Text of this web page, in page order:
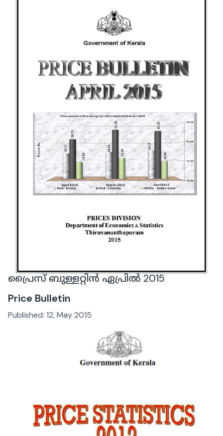
പ്രൈസ് ബുള്ളറ്റിൻ ഏപ്രിൽ 2015
Price Bulletin
Published: 12, May 2015